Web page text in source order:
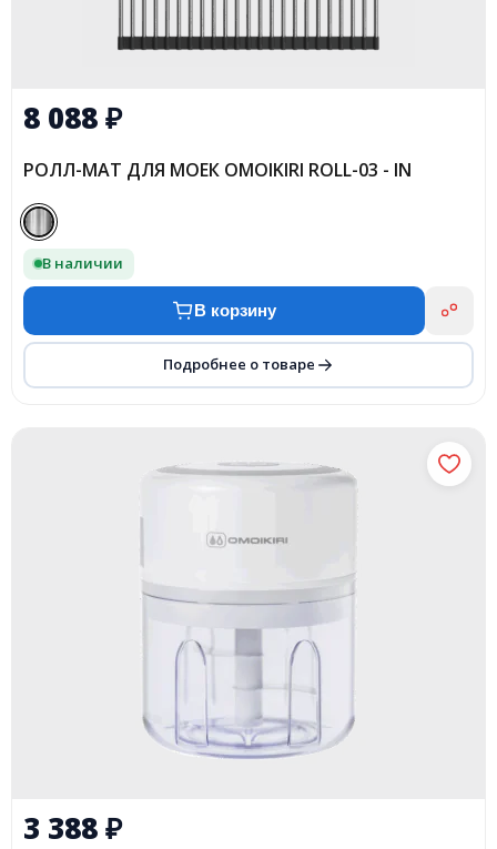
8 088₽
РОЛЛ-МАТ ДЛЯ МОЕК OMOIKIRI ROLL-03 - IN
В наличии
В корзину
Подробнее о товаре
3 388₽